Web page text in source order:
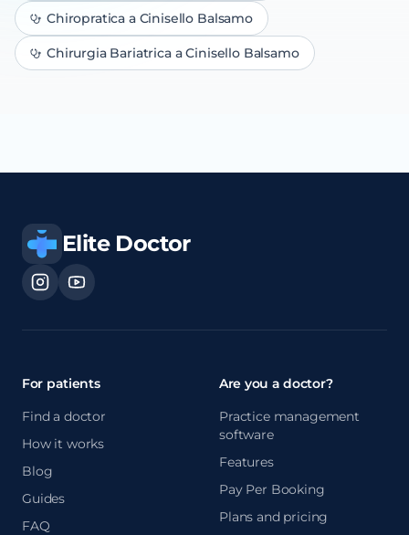
Chiropratica a Cinisello Balsamo
Chirurgia Bariatricaa Cinisello Balsamo
Elite Doctor
For patients
Find a doctor
How it works
Blog
Guides
FAQ
Are you a doctor?
Practice management
software
Features
Pay Per Booking
Plans and pricing